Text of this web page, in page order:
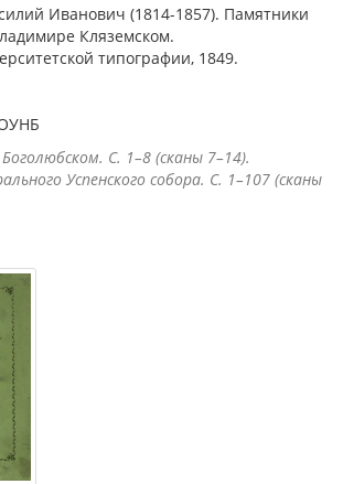
Иванович (1814-1857). Памятники
Кляземском.
типографии, 1849.
С. 1–8 (сканы 7–14).
Успенского собора. С. 1–107 (сканы